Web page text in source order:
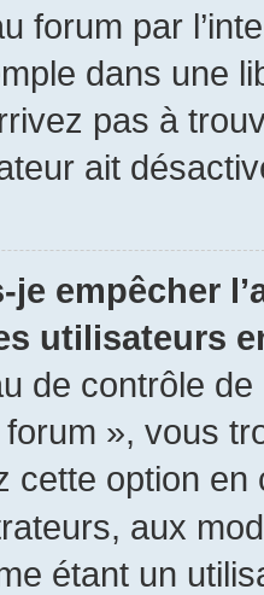
forum par
dans une
pas à
ait
empêcher
utilisateurs
de contrôle
», vous
cette option
aux
étant un